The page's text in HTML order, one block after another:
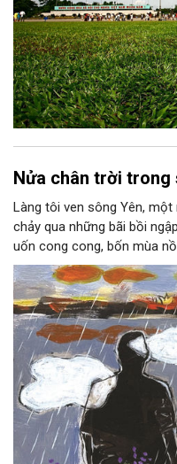
Nửa chân trời trong
Làng tôi ven sông Yên,
chảy qua những bãi bồi
uốn cong cong, bốn mùa
hoàng hôn, khi nắng đã
lại thẫm màu như có ai vừa